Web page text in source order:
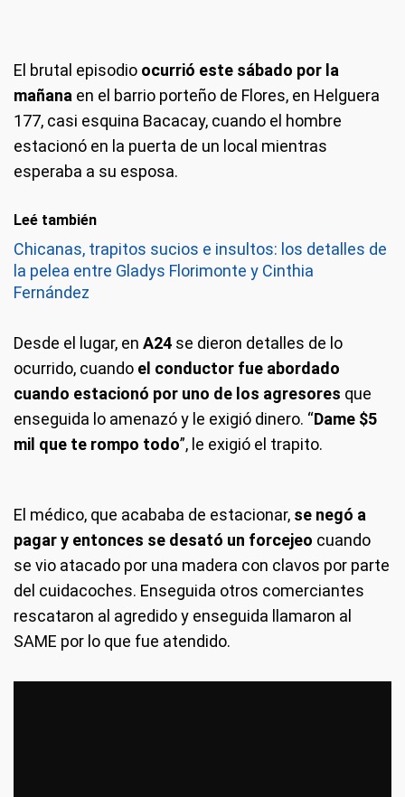
El brutal episodio ocurrió este sábado por la
mañana en el barrio porteño de Flores, en Helguera
177, casi esquina Bacacay, cuando el hombre
estacionó en la puerta de un local mientras
esperaba a su esposa.
Leé también
Chicanas, trapitos sucios e insultos: los detalles de
la pelea entre Gladys Florimonte y Cinthia
Fernández
Desde el lugar, en A24 se dieron detalles de lo
ocurrido, cuando el conductor fue abordado
cuando estacionó por uno de los agresores que
enseguida lo amenazó y le exigió dinero. “Dame $5
mil que te rompo todo”, le exigió el trapito.
El médico, que acababa de estacionar, se negó a
pagar y entonces se desató un forcejeo cuando
se vio atacado por una madera con clavos por parte
del cuidacoches. Enseguida otros comerciantes
rescataron al agredido y enseguida llamaron al
SAME por lo que fue atendido.